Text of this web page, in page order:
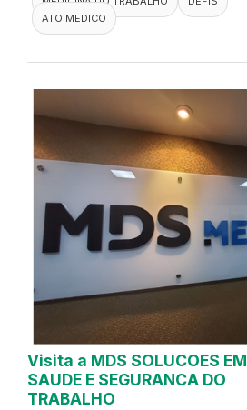
ATO MEDICO
Visita a MDS SOLUCOES EM
SAUDE E SEGURANCA DO
TRABALHO